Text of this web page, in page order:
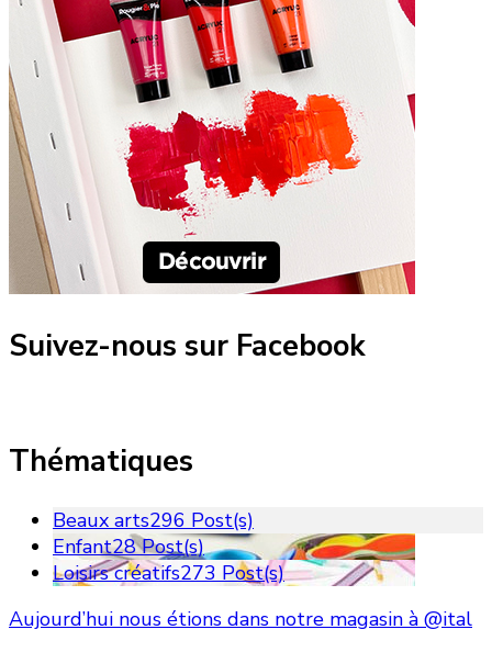
Suivez-nous sur Facebook
Thématiques
Beaux arts296 Post(s)
Enfant28 Post(s)
Loisirs créatifs273 Post(s)
Aujourd’hui nous étions dans notre magasin à @ital